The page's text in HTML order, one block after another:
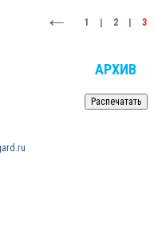
1 2 3
АРХИВ